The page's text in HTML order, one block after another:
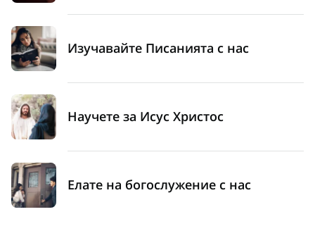
Изучавайте Писанията с нас
Научете за Исус Христос
Елате на богослужение с нас